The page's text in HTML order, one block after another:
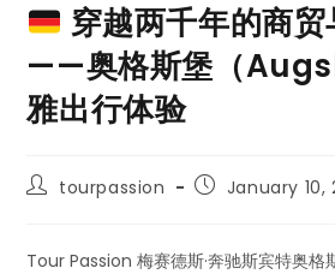
穿越两千年的商
——奥格斯堡（
雅出行体验
tourpassion January 10,
Tour Passion 梅赛德斯·奔驰斯宾特奥格